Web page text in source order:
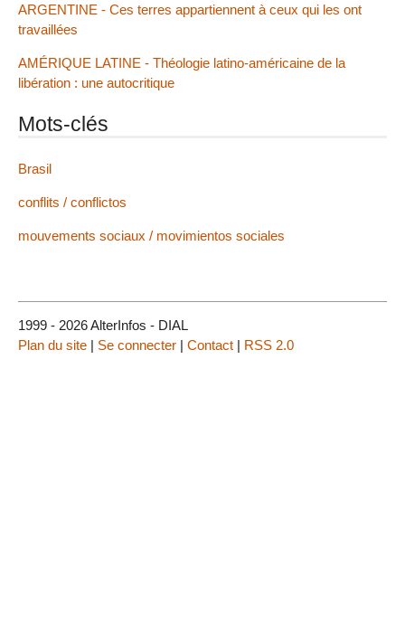
ARGENTINE - Ces terres appartiennent à ceux qui les ont
travaillées
AMÉRIQUE LATINE - Théologie latino-américaine de la
libération : une autocritique
Mots-clés
Brasil
conflits / conflictos
mouvements sociaux / movimientos sociales
1999 - 2026 AlterInfos - DIAL
Plan du site | Se connecter | Contact | RSS 2.0